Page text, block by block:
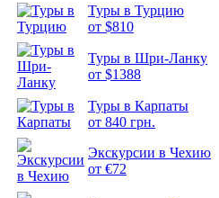
Туры в Турцию
от $810
Туры в Шри-Ланку
от $1388
Туры в Карпаты
от 840 грн.
Экскурсии в Чехию
от €72